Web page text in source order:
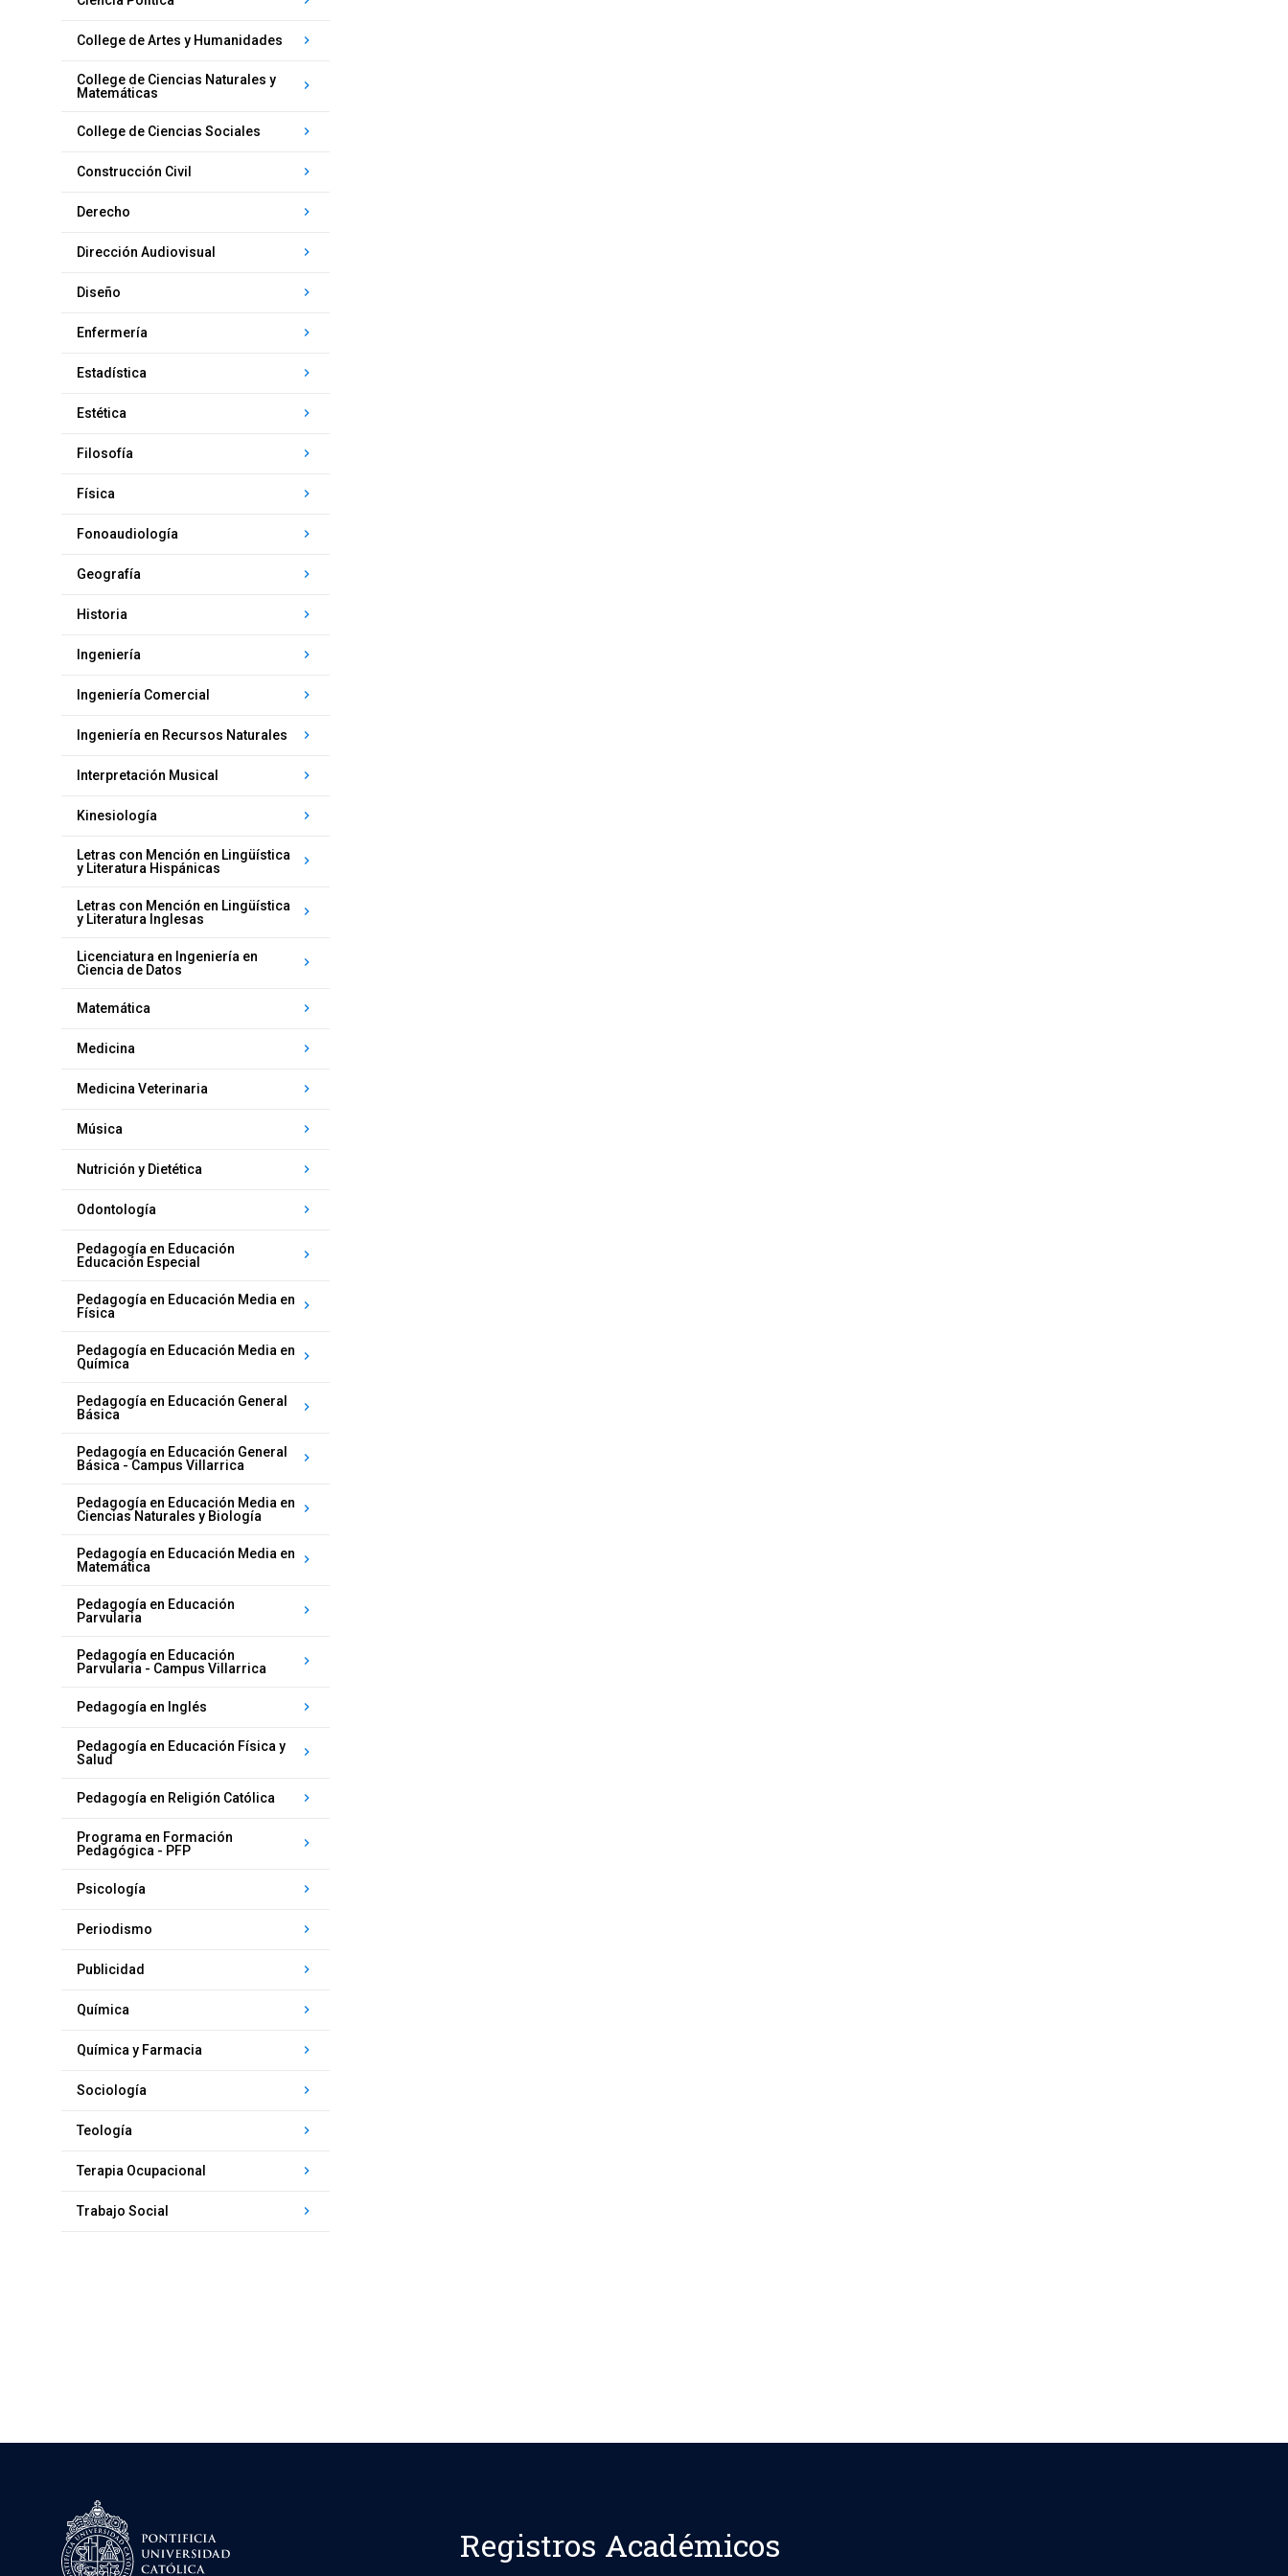
College de Artes y Humanidades keyboard_arrow_right
College de Ciencias Naturales y
Matemáticas
keyboard_arrow_right
College de Ciencias Sociales keyboard_arrow_right
Construcción Civil keyboard_arrow_right
Derecho keyboard_arrow_right
Dirección Audiovisual keyboard_arrow_right
Diseño keyboard_arrow_right
Enfermería keyboard_arrow_right
Estadística keyboard_arrow_right
Estética keyboard_arrow_right
Filosofía keyboard_arrow_right
Física keyboard_arrow_right
Fonoaudiología keyboard_arrow_right
Geografía keyboard_arrow_right
Historia keyboard_arrow_right
Ingeniería keyboard_arrow_right
Ingeniería Comercial keyboard_arrow_right
Ingeniería en Recursos Naturales keyboard_arrow_right
Interpretación Musical keyboard_arrow_right
Kinesiología keyboard_arrow_right
Letras con Mención en Lingüística
y Literatura Hispánicas
keyboard_arrow_right
Letras con Mención en Lingüística
y Literatura Inglesas
keyboard_arrow_right
Licenciatura en Ingeniería en
Ciencia de Datos
keyboard_arrow_right
Matemática keyboard_arrow_right
Medicina keyboard_arrow_right
Medicina Veterinaria keyboard_arrow_right
Música keyboard_arrow_right
Nutrición y Dietética keyboard_arrow_right
Odontología keyboard_arrow_right
Pedagogía en Educación
Educación Especial
keyboard_arrow_right
Pedagogía en Educación Media en
Física
keyboard_arrow_right
Pedagogía en Educación Media en
Química
keyboard_arrow_right
Pedagogía en Educación General
Básica
keyboard_arrow_right
Pedagogía en Educación General
Básica - Campus Villarrica
keyboard_arrow_right
Pedagogía en Educación Media en
Ciencias Naturales y Biología
keyboard_arrow_right
Pedagogía en Educación Media en
Matemática
keyboard_arrow_right
Pedagogía en Educación
Parvularia
keyboard_arrow_right
Pedagogía en Educación
Parvularia - Campus Villarrica
keyboard_arrow_right
Pedagogía en Inglés keyboard_arrow_right
Pedagogía en Educación Física y
Salud
keyboard_arrow_right
Pedagogía en Religión Católica keyboard_arrow_right
Programa en Formación
Pedagógica - PFP
keyboard_arrow_right
Psicología keyboard_arrow_right
Periodismo keyboard_arrow_right
Publicidad keyboard_arrow_right
Química keyboard_arrow_right
Química y Farmacia keyboard_arrow_right
Sociología keyboard_arrow_right
Teología keyboard_arrow_right
Terapia Ocupacional keyboard_arrow_right
Trabajo Social keyboard_arrow_right
Registros Académicos